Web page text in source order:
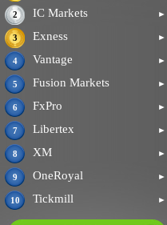
2 IC Markets ►
3 Exness ►
4 Vantage ►
5 Fusion Markets ►
6 FxPro ►
7 Libertex ►
8 XM ►
9 OneRoyal ►
10 Tickmill ►